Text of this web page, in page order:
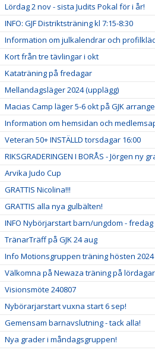
Lördag 2 nov - sista Judits Pokal för i år!
INFO: GJF Distriktsträning kl 7:15-8:30
Information om julkalendrar och
Kort från tre tävlingar i okt
Kataträning på fredagar
Mellandagsläger 2024 (upplägg)
Macias Camp läger 5-6 okt på GJK
Information om hemsidan och
Veteran 50+ INSTÄLLD torsdagar 16:00
RIKSGRADERINGEN I BORÅS - Jörgen ny
Arvika Judo Cup
GRATTIS Nicolina!!!
GRATTIS alla nya gulbälten!
INFO Nybörjarstart barn/ungdom - fredag
TränarTräff på GJK 24 aug
Info Motionsgruppen träning hösten 2024
Välkomna på Newaza träning på lördagar
Visionsmöte 240807
Nybörarjarstart vuxna start 6 sep!
Gemensam barnavslutning - tack alla!
Nya grader i måndagsgruppen!